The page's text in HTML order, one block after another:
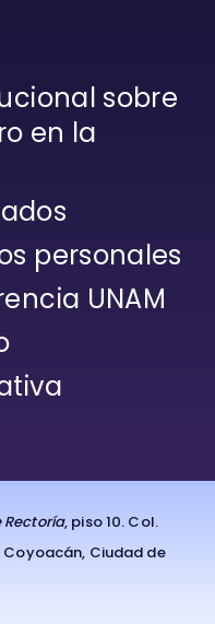
sobre
en la
personales
UNAM
Rectoría, piso 10. Col.
Ciudad de